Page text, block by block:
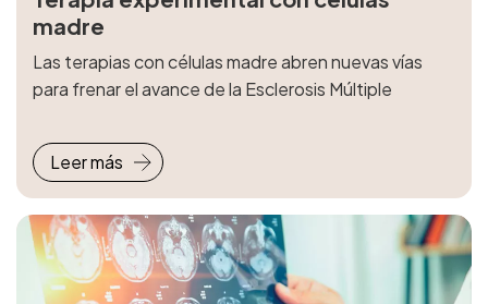
madre
Las terapias con células madre abren nuevas vías
para frenar el avance de la Esclerosis Múltiple
Leer más